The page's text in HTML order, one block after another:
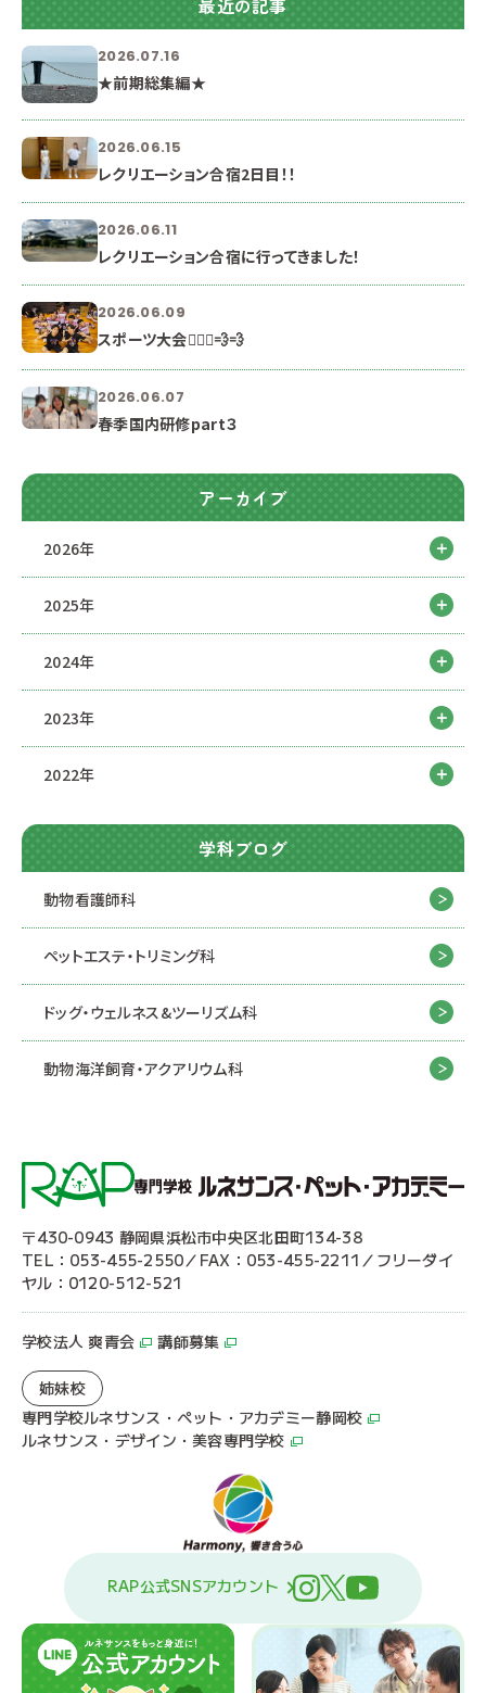
最近の記事
2026.07.16
★前期総集編★
2026.06.15
レクリエーション合宿2日目！！
2026.06.11
レクリエーション合宿に行ってきました！
2026.06.09
スポーツ大会🏃🏻‍♀️💨💨
2026.06.07
春季国内研修part３
アーカイブ
2026年
2025年
2024年
2023年
2022年
学科ブログ
動物看護師科
ペットエステ・トリミング科
ドッグ・ウェルネス&ツーリズム科
動物海洋飼育・アクアリウム科
〒430-0943 静岡県浜松市中央区北田町134-38
TEL：053-455-2550／FAX：053-455-2211／フリーダイ
ヤル：0120-512-521
学校法人 爽青会 講師募集
姉妹校
専門学校ルネサンス・ペット・アカデミー静岡校
ルネサンス・デザイン・美容専門学校
RAP公式SNSアカウント